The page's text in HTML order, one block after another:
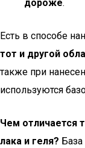
дороже.
Есть в способе
тот и другой
также при
используются
Чем отличается
лака и геля? База